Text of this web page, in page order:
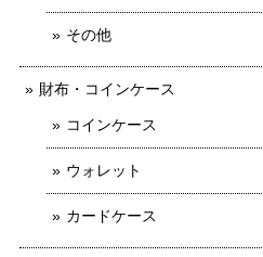
その他
財布・コインケース
コインケース
ウォレット
カードケース